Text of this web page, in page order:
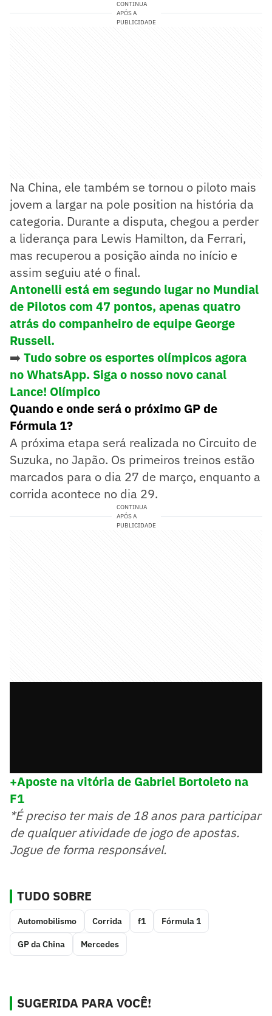
CONTINUA
APÓS A
PUBLICIDADE
Na China, ele também se tornou o piloto mais
jovem a largar na pole position na história da
categoria. Durante a disputa, chegou a perder
a liderança para Lewis Hamilton, da Ferrari,
mas recuperou a posição ainda no início e
assim seguiu até o final.
Antonelli está em segundo lugar no Mundial
de Pilotos com 47 pontos, apenas quatro
atrás do companheiro de equipe George
Russell.
➡️ Tudo sobre os esportes olímpicos agora
no WhatsApp. Siga o nosso novo canal
Lance! Olímpico
Quando e onde será o próximo GP de
Fórmula 1?
A próxima etapa será realizada no Circuito de
Suzuka, no Japão. Os primeiros treinos estão
marcados para o dia 27 de março, enquanto a
corrida acontece no dia 29.
CONTINUA
APÓS A
PUBLICIDADE
+Aposte na vitória de Gabriel Bortoleto na
F1
*É preciso ter mais de 18 anos para participar
de qualquer atividade de jogo de apostas.
Jogue de forma responsável.
TUDO SOBRE
Automobilismo Corrida f1 Fórmula 1
GP da China Mercedes
SUGERIDA PARA VOCÊ!